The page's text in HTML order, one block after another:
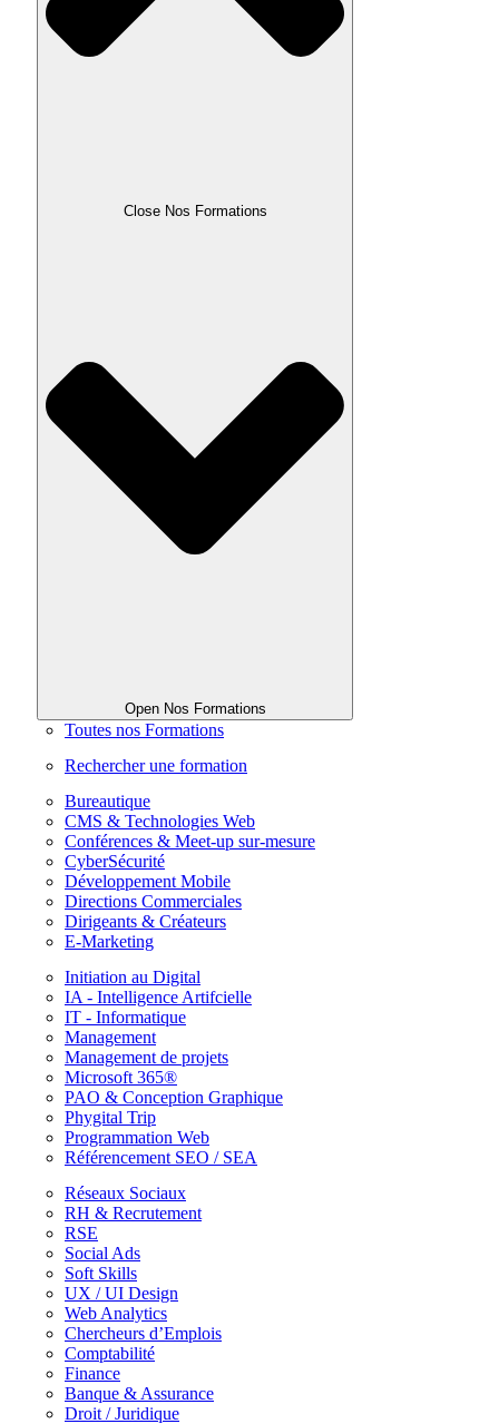
Close Nos Formations
Open Nos Formations
Toutes nos Formations
Rechercher une formation
Bureautique
CMS & Technologies Web
Conférences & Meet-up sur-mesure
CyberSécurité
Développement Mobile
Directions Commerciales
Dirigeants & Créateurs
E-Marketing
Initiation au Digital
IA - Intelligence Artifcielle
IT - Informatique
Management
Management de projets
Microsoft 365®
PAO & Conception Graphique
Phygital Trip
Programmation Web
Référencement SEO / SEA
Réseaux Sociaux
RH & Recrutement
RSE
Social Ads
Soft Skills
UX / UI Design
Web Analytics
Chercheurs d’Emplois
Comptabilité
Finance
Banque & Assurance
Droit / Juridique